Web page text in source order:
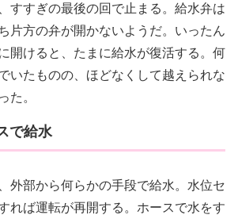
すすぎの最後の回で止まる。給水弁は
片方の弁が開かないようだ。いったん
開けると、たまに給水が復活する。何
いたものの、ほどなくして越えられな
た。
で給水
外部から何らかの手段で給水。水位セ
れば運転が再開する。ホースで水をす